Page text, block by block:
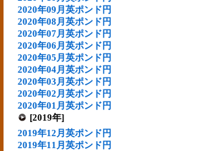
2020年09月英ポンド円
2020年08月英ポンド円
2020年07月英ポンド円
2020年06月英ポンド円
2020年05月英ポンド円
2020年04月英ポンド円
2020年03月英ポンド円
2020年02月英ポンド円
2020年01月英ポンド円
[2019年]
2019年12月英ポンド円
2019年11月英ポンド円